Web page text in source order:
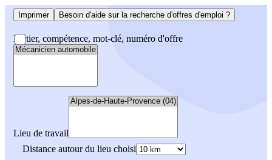
Imprimer Besoin d'aide sur la recherche d'offres d'emploi ?
Métier, compétence, mot-clé, numéro d'offre
Lieu de travail
Distance autour du lieu choisi